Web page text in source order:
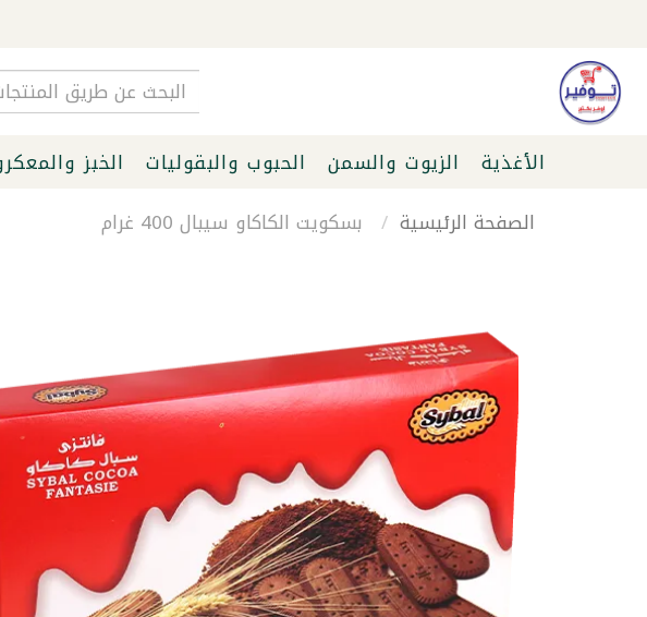
الأغذية الزيوت والسمن الحبوب والبقوليات الخبز
الصفحة الرئيسية
بسكويت الكاكاو سيبال 400 غرام